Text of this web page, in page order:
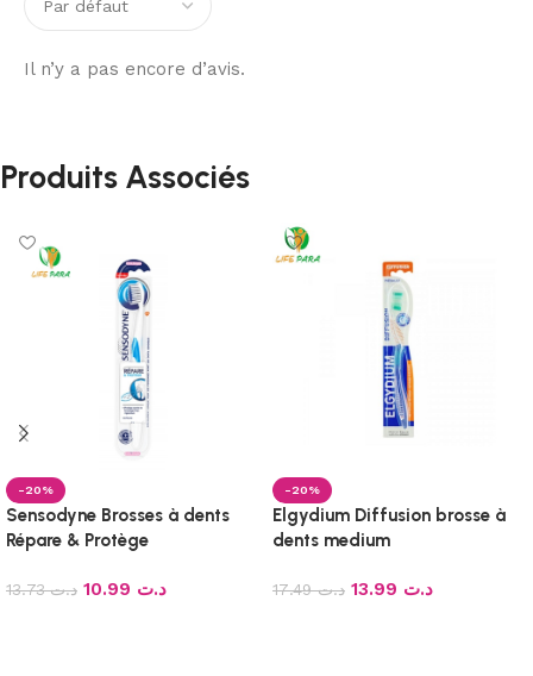
Il n’y a pas encore d’avis.
Produits Associés
-20%
Sensodyne Brosses à dents
Répare & Protège
د.ت13.73 د.ت
-20%
Elgydium Diffusion brosse à
dents medium
د.ت17.49 د.ت